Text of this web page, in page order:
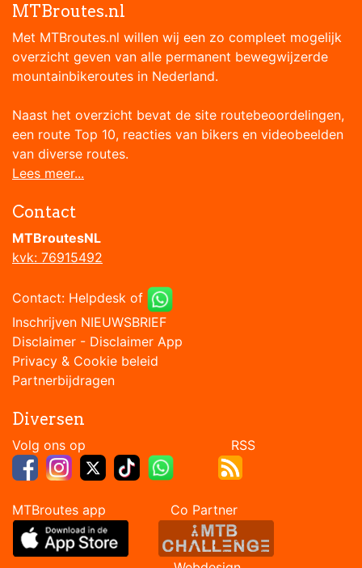
MTBroutes.nl
Met MTBroutes.nl willen wij een zo compleet mogelijk
overzicht geven van alle permanent bewegwijzerde
mountainbikeroutes in Nederland.
Naast het overzicht bevat de site routebeoordelingen,
een route Top 10, reacties van bikers en videobeelden
van diverse routes.
Lees meer...
Contact
MTBroutesNL
kvk: 76915492
Contact: Helpdesk of
Inschrijven NIEUWSBRIEF
Disclaimer - Disclaimer App
Privacy & Cookie beleid
Partnerbijdragen
Diversen
Volg ons op RSS
MTBroutes app Co Partner